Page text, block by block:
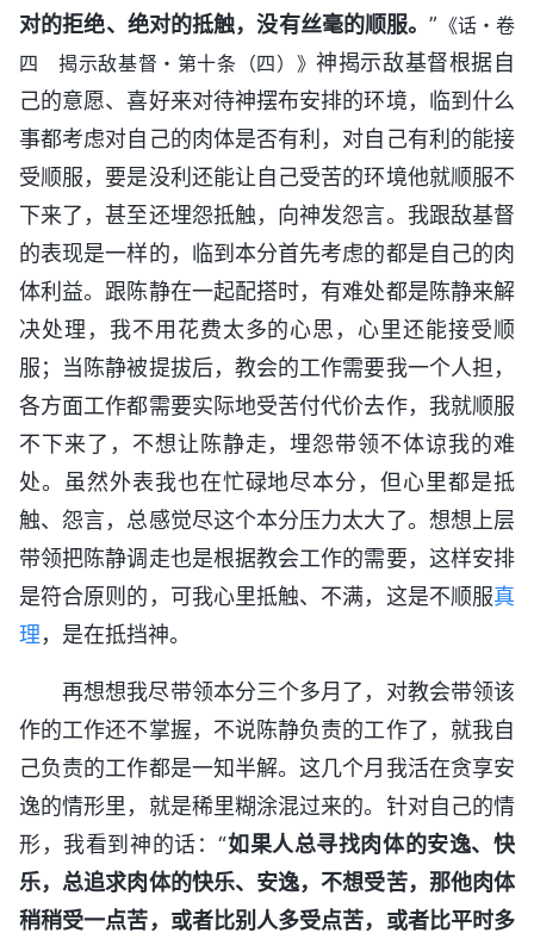
对的拒绝、绝对的抵触，没有丝毫的顺服。” 《话・卷
四 揭示敌基督・第十条（四）》神揭示敌基督根据自
己的意愿、喜好来对待神摆布安排的环境，临到什么
事都考虑对自己的肉体是否有利，对自己有利的能接
受顺服，要是没利还能让自己受苦的环境他就顺服不
下来了，甚至还埋怨抵触，向神发怨言。我跟敌基督
的表现是一样的，临到本分首先考虑的都是自己的肉
体利益。跟陈静在一起配搭时，有难处都是陈静来解
决处理，我不用花费太多的心思，心里还能接受顺
服；当陈静被提拔后，教会的工作需要我一个人担，
各方面工作都需要实际地受苦付代价去作，我就顺服
不下来了，不想让陈静走，埋怨带领不体谅我的难
处。虽然外表我也在忙碌地尽本分，但心里都是抵
触、怨言，总感觉尽这个本分压力太大了。想想上层
带领把陈静调走也是根据教会工作的需要，这样安排
是符合原则的，可我心里抵触、不满，这是不顺服真
理，是在抵挡神。
再想想我尽带领本分三个多月了，对教会带领该
作的工作还不掌握，不说陈静负责的工作了，就我自
己负责的工作都是一知半解。这几个月我活在贪享安
逸的情形里，就是稀里糊涂混过来的。针对自己的情
形，我看到神的话：“如果人总寻找肉体的安逸、快
乐，总追求肉体的快乐、安逸，不想受苦，那他肉体
稍稍受一点苦，或者比别人多受点苦，或者比平时多